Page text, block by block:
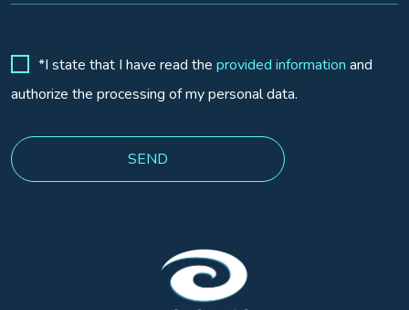
*I state that I have read the provided information and
authorize the processing of my personal data.